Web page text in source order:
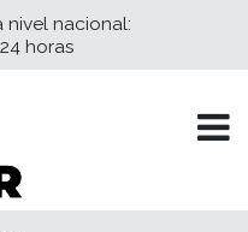
nivel nacional:
horas